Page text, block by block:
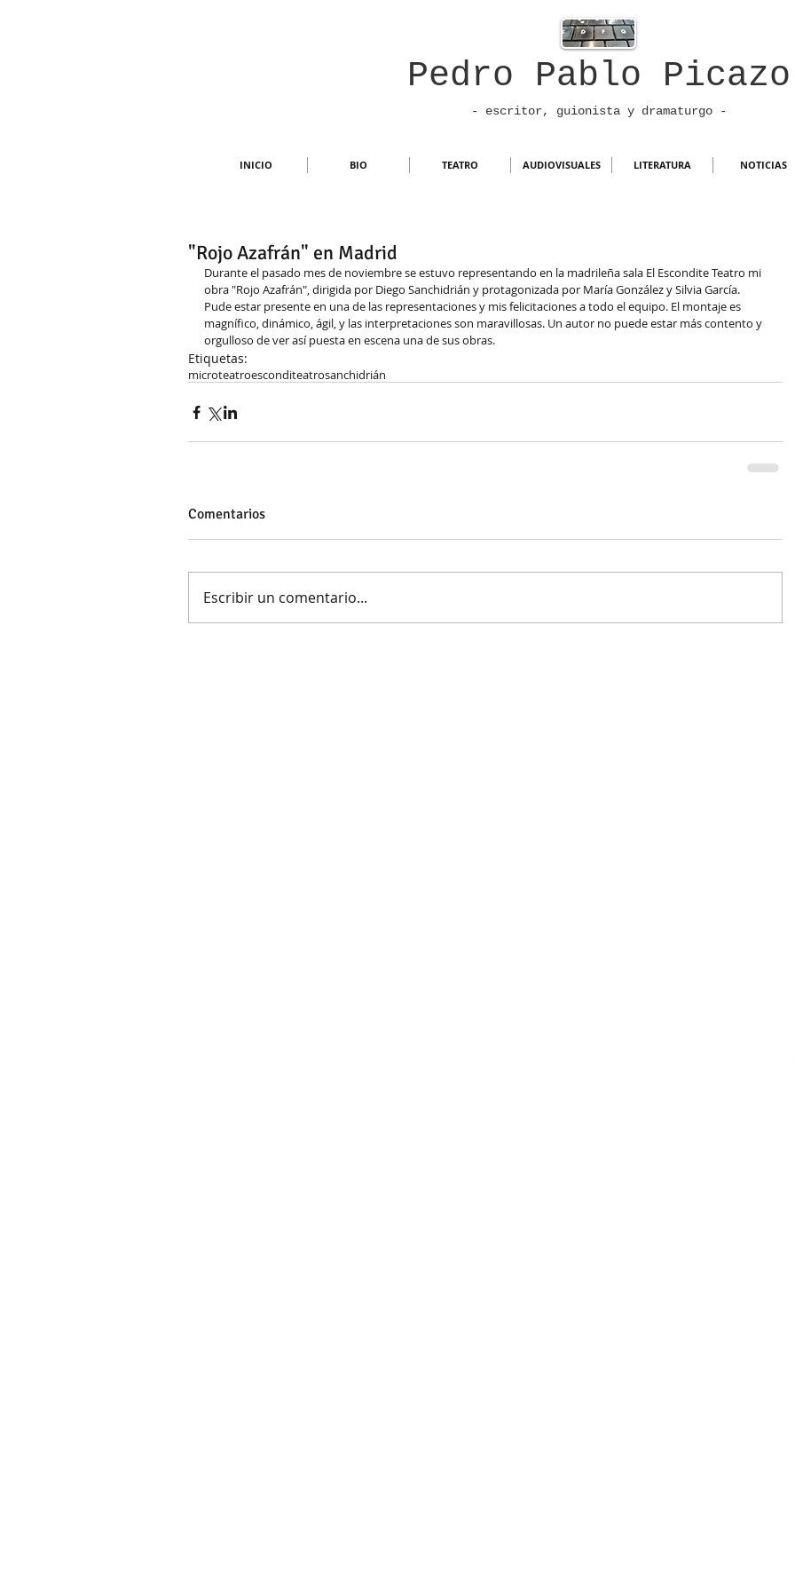
Pedro Pablo Picazo
- escritor, guionista y dramaturgo -
INICIO BIO TEATRO AUDIOVISUALES LITERATURA NOTICIAS
"Rojo Azafrán" en Madrid
Durante el pasado mes de noviembre se estuvo representando en la madrileña sala El Escondite Teatro mi
obra "Rojo Azafrán", dirigida por Diego Sanchidrián y protagonizada por María González y Silvia García.
Pude estar presente en una de las representaciones y mis felicitaciones a todo el equipo. El montaje es
magnífico, dinámico, ágil, y las interpretaciones son maravillosas. Un autor no puede estar más contento y
orgulloso de ver así puesta en escena una de sus obras.
Etiquetas:
microteatroesconditeatrosanchidrián
Comentarios
Escribir un comentario...